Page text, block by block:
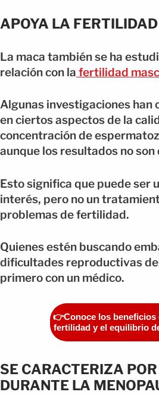
APOYA LA
La maca también se ha
relación con la fertilidad
Algunas investigaciones han
en ciertos aspectos de la
concentración de
aunque los resultados no
Esto significa que puede ser
interés, pero no un
problemas de fertilidad.
Quienes estén buscando
dificultades reproductivas
primero con un médico.
👉Conoce los beneficios
fertilidad y el equilibrio
SE CARACTERIZA
DURANTE LA